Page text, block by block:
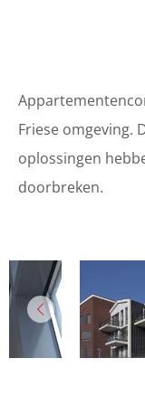
Friese omgeving.
oplossingen
doorbreken.